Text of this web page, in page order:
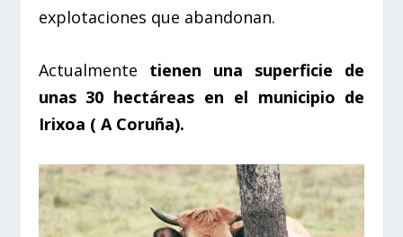
explotaciones que abandonan.
Actualmente tienen una superficie de
unas 30 hectáreas en el municipio de
Irixoa ( A Coruña).